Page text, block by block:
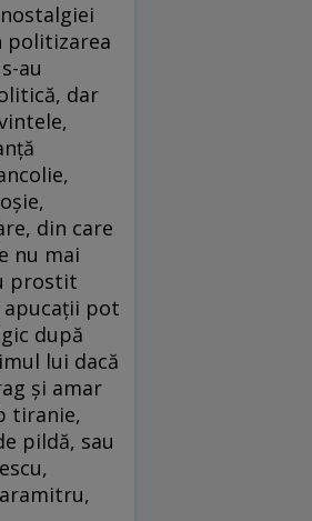
politizarea
au
dar
din care
nu mai
prostit
apucaţii pot
după
lui dacă
şi amar
tiranie,
pildă, sau